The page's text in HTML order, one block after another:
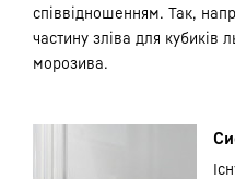
співвідношенням. Так,
частину зліва для кубиків
морозива.